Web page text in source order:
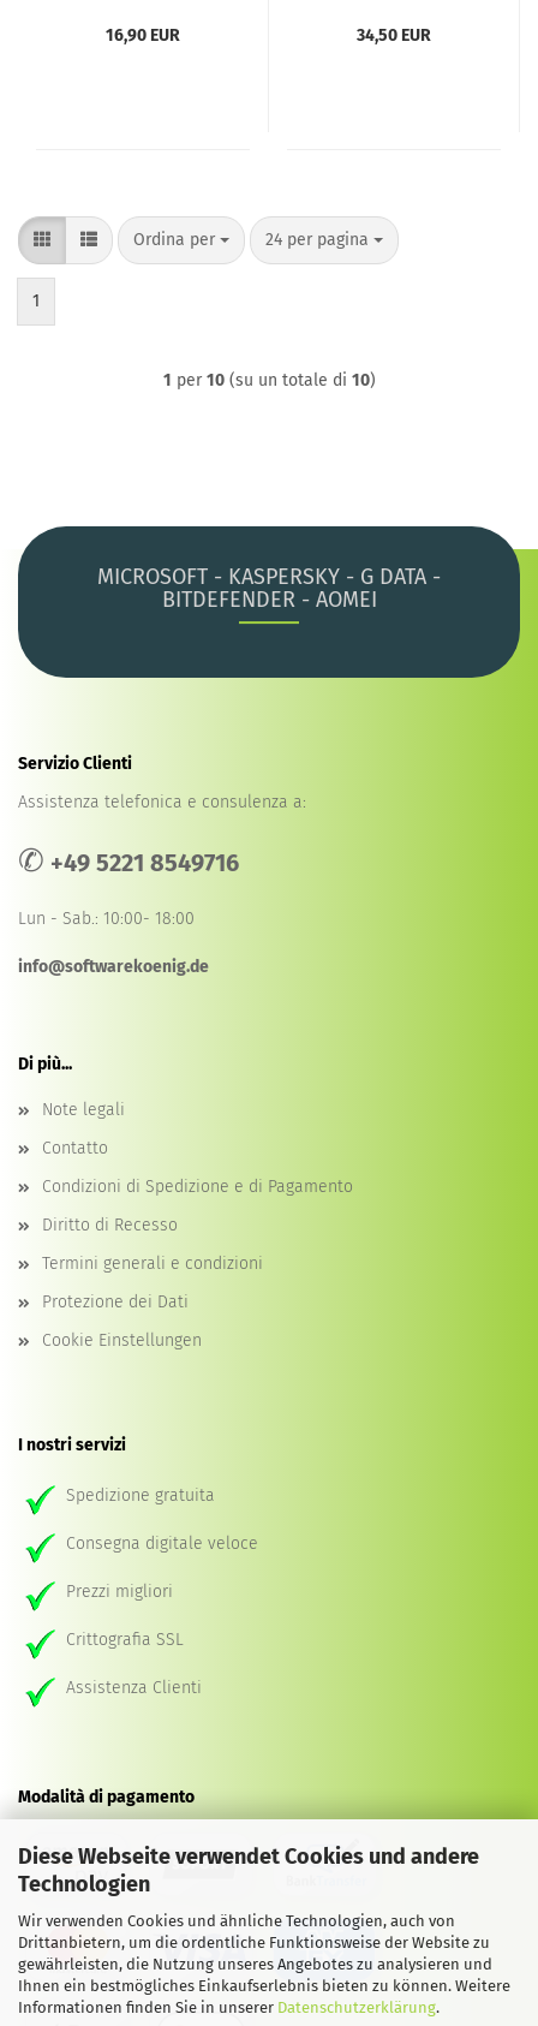
Diese Webseite verwendet Cookies und andere
Technologien
Wir verwenden Cookies und ähnliche Technologien, auch von
Drittanbietern, um die ordentliche Funktionsweise der Website zu
gewährleisten, die Nutzung unseres Angebotes zu analysieren und
Ihnen ein bestmögliches Einkaufserlebnis bieten zu können. Weitere
Informationen finden Sie in unserer Datenschutzerklärung.
16,90 EUR 34,50 EUR
Ordina per
Ordina per 24 per pagina
per pagina
1
1 per10(su un totale di 10)
MICROSOFT - KASPERSKY - G DATA -
BITDEFENDER - AOMEI
Servizio Clienti
Assistenza telefonica e consulenza a:
✆ +49 5221 8549716
Lun - Sab.: 10:00- 18:00
info@softwarekoenig.de
Di più...
Note legali
Contatto
Condizioni di Spedizione e di Pagamento
Diritto di Recesso
Termini generali e condizioni
Protezione dei Dati
Cookie Einstellungen
I nostri servizi
Spedizione gratuita
Consegna digitale veloce
Prezzi migliori
Crittografia SSL
Assistenza Clienti
Modalità di pagamento